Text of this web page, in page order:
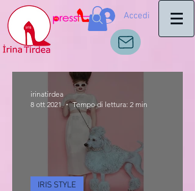
Accedi
IRIS STYLE
irinatirdea
8 ott 2021
Tempo di lettura: 2 min